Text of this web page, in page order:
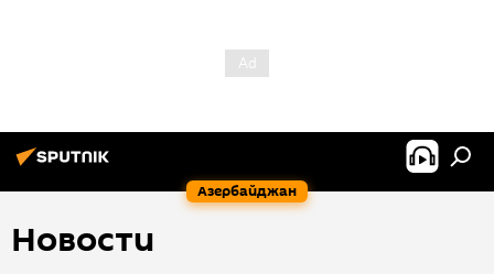
Азербайджан
Новости